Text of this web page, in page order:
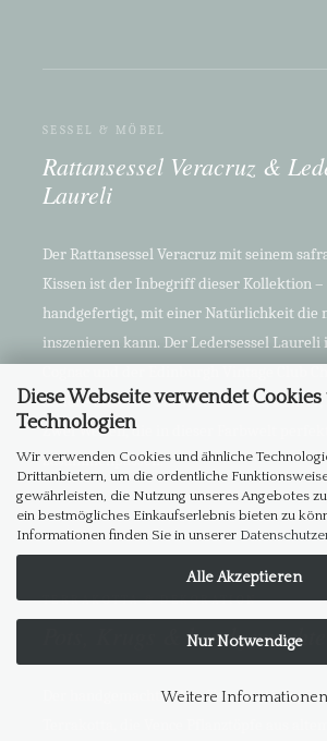
Diese Webseite verwendet
Technologien
Wir verwenden Cookies und ähnliche
Drittanbietern, um die ordentliche
gewährleisten, die Nutzung unseres Angebotes
ein bestmögliches Einkaufserlebnis bieten zu
Informationen finden Sie in unserer
Alle Akzeptieren
Nur Notwendige
Weitere Informationen
SESSEL & MÖBEL
Rattansessel Veracruz &
Laureli
Der Rattansessel Veracruz mit seinem
Kissen ist der Inbegriff dieser Kollektion
handgefertigt, mit einer Natürlichkeit die
inszenieren kann. Der Ledersessel
andere Ende der Farbpalette: satt, schwer,
Zwei Welten, die in dieser Farbwelt perfekt
zusammenpassen.
TERRAKOTTA & DEKORATION
Pots, Krugs & handgemachte
Der handgemachte Theo Terrakotta Topf,